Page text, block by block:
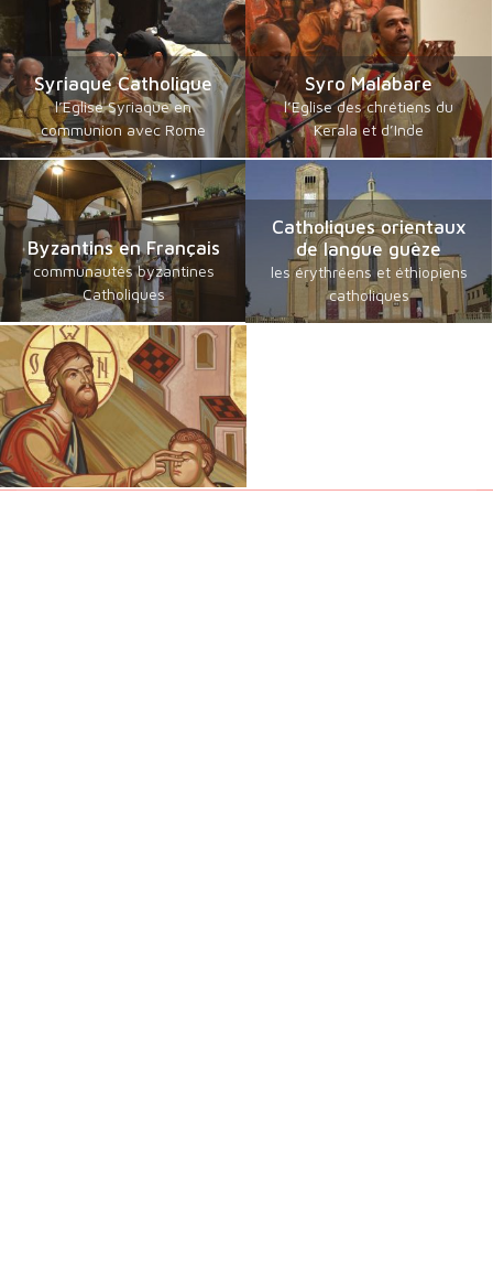
Syriaque Catholique
l’Eglise Syriaque en
communion avec Rome
Syro Malabare
l’Eglise des chrétiens du
Kerala et d’Inde
Byzantins en Français
communautés byzantines
Catholiques
Catholiques orientaux
de langue guèze
les érythréens et éthiopiens
catholiques